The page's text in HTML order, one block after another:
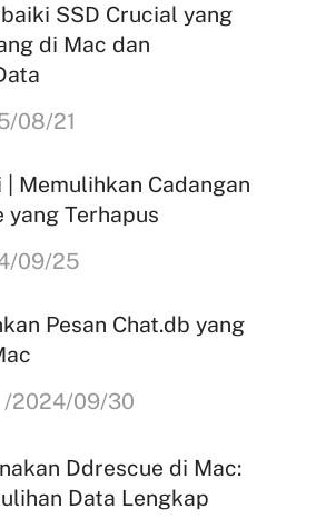
SSD Crucial yang
di Mac dan
08/21
Memulihkan Cadangan
yang Terhapus
09/25
Pesan Chat.db yang
/2024/09/30
Ddrescue di Mac:
Data Lengkap